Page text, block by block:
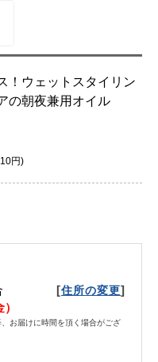
！ウェットスタイリン
の朝夜兼用オイル
円)
[住所の変更]
お届けに時間を頂く場合がござ